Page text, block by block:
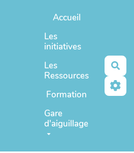
Accueil
Les
initiatives
Les
Ressources
Formation
Gare
d'aiguillage